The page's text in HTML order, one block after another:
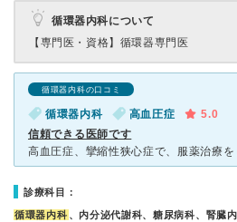
循環器内科について
【専門医・資格】 循環器専門医
循環器内科の口コミ
循環器内科 高血圧症
5.0
信頼できる医師です
診療科目：
循環器内科 、内分泌代謝科、糖尿病科、腎臓